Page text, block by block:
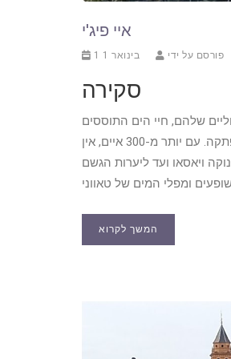
איי פיג'י
1 בינואר 1 פורסם על ידי
סקירה
שלהם, חיי הים התוססים
ותרבותם המכניסה. גן עדן טרופי זה הוא יעד חלומי עבור מי שמחפש גם רגיעה וגם הרפתקה. עם יותר מ-300 איים, אין
ויאסאו ועד ליערות הגשם
המשך לקרוא